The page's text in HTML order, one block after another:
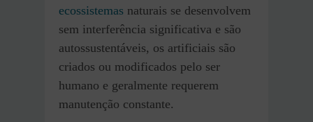
ecossistemas naturais se desenvolvem
sem interferência significativa e são
autossustentáveis, os artificiais são
criados ou modificados pelo ser
humano e geralmente requerem
manutenção constante.